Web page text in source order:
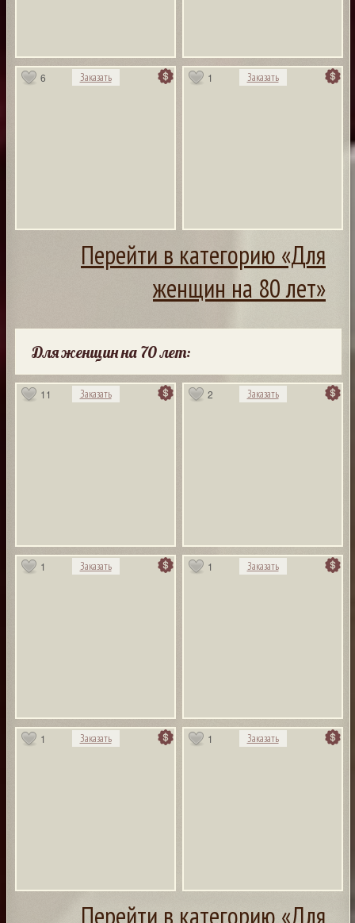
6 Заказать 1 Заказать
Перейти в категорию «Для
женщин на 80 лет»
Для женщин на 70 лет:
11 Заказать 2 Заказать
1 Заказать 1 Заказать
1 Заказать 1 Заказать
Перейти в категорию «Для